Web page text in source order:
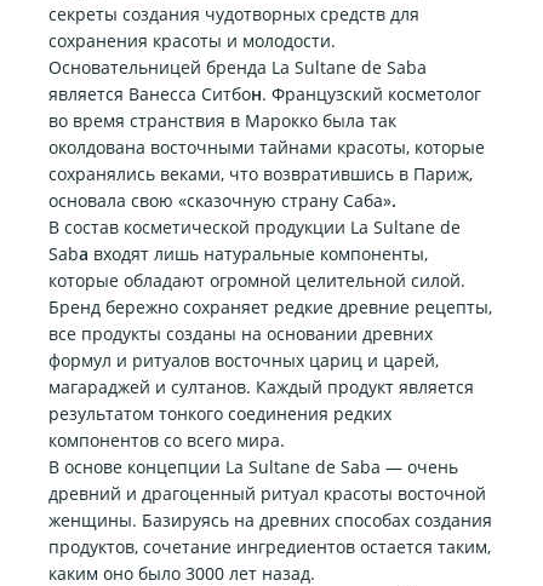
секреты создания чудотворных средств для
сохранения красоты и молодости.
Основательницей бренда La Sultane de Saba
является Ванесса Ситбон. Французский косметолог
во время странствия в Марокко была так
околдована восточными тайнами красоты, которые
сохранялись веками, что возвратившись в Париж,
основала свою «сказочную страну Саба».
В состав косметической продукции La Sultane de
Saba входят лишь натуральные компоненты,
которые обладают огромной целительной силой.
Бренд бережно сохраняет редкие древние рецепты,
все продукты созданы на основании древних
формул и ритуалов восточных цариц и царей,
магараджей и султанов. Каждый продукт является
результатом тонкого соединения редких
компонентов со всего мира.
В основе концепции La Sultane de Saba — очень
древний и драгоценный ритуал красоты восточной
женщины. Базируясь на древних способах создания
продуктов, сочетание ингредиентов остается таким,
каким оно было 3000 лет назад.